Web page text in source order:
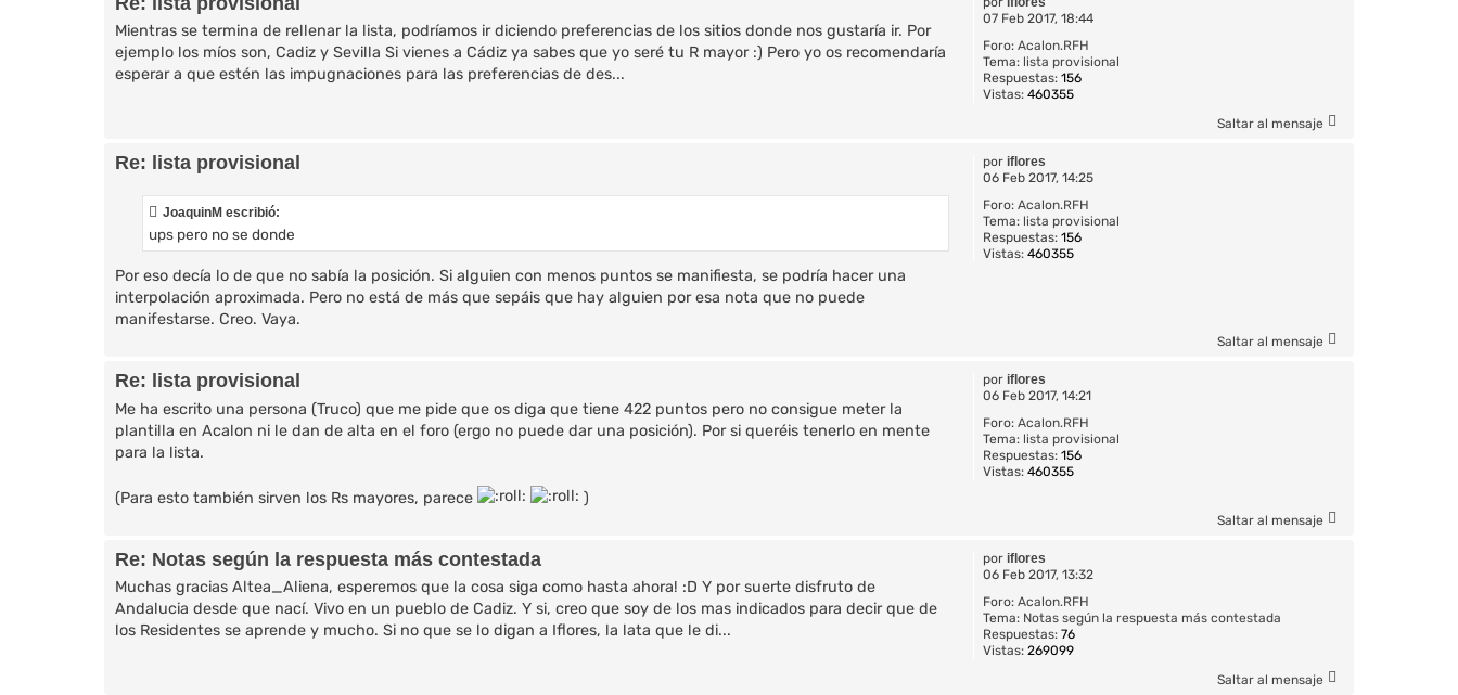
07 Feb 2017, 18:44
Foro:Acalon.RFH
Tema: lista provisional
Respuestas:156
Vistas:460355
Mientras se termina de rellenar la lista, podríamos ir diciendo preferencias de los sitios donde nos gustaría ir. Por
ejemplo los míos son, Cadiz y Sevilla Si vienes a Cádiz ya sabes que yo seré tu R mayor :) Pero yo os recomendaría
esperar a que estén las impugnaciones para las preferencias de des...
Saltar al mensaje
poriflores
06 Feb 2017, 14:25
Foro:Acalon.RFH
Tema: lista provisional
Respuestas:156
Vistas:460355
Re: lista provisional
JoaquinM escribió:
ups pero no se donde
Por eso decía lo de que no sabía la posición. Si alguien con menos puntos se manifiesta, se podría hacer una
interpolación aproximada. Pero no está de más que sepáis que hay alguien por esa nota que no puede
manifestarse. Creo. Vaya.
Saltar al mensaje
por iflores
06 Feb 2017, 14:21
Foro:Acalon.RFH
Tema: lista provisional
Respuestas:156
Vistas:460355
Re: lista provisional
Me ha escrito una persona (Truco) que me pide que os diga que tiene 422 puntos pero no consigue meter la
plantilla en Acalon ni le dan de alta en el foro (ergo no puede dar una posición). Por si queréis tenerlo en mente
para la lista.
(Para esto también sirven los Rs mayores, parece )
Saltar al mensaje
poriflores
06 Feb 2017, 13:32
Foro:Acalon.RFH
Tema: Notas según la respuesta más contestada
Respuestas:76
Vistas:269099
Re: Notas según la respuesta más contestada
Muchas gracias Altea_Aliena, esperemos que la cosa siga como hasta ahora! :D Y por suerte disfruto de
Andalucia desde que nací. Vivo en un pueblo de Cadiz. Y si, creo que soy de los mas indicados para decir que de
los Residentes se aprende y mucho. Si no que se lo digan a Iflores, la lata que le di...
Saltar al mensaje